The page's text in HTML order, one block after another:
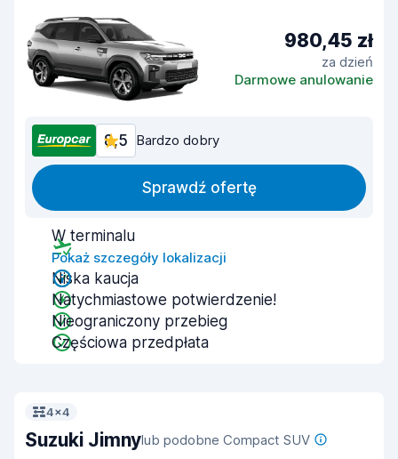
980,45 zł
za dzień
Darmowe anulowanie
8,5 Bardzo dobry
Sprawdź ofertę
W terminalu
Pokaż szczegóły lokalizacji
Niska kaucja
Natychmiastowe potwierdzenie!
Nieograniczony przebieg
Częściowa przedpłata
4x4
Suzuki Jimnylub podobne Compact SUV